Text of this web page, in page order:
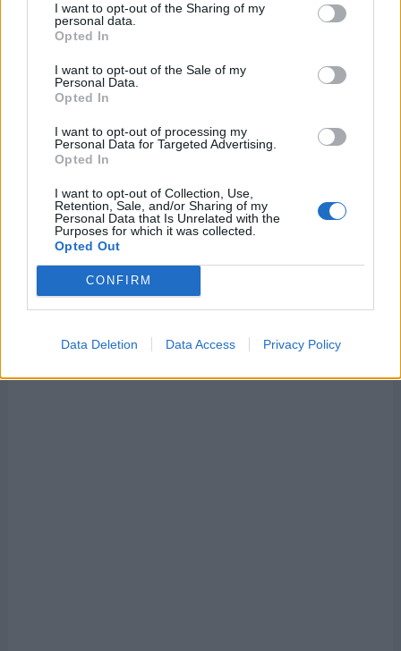
I want to opt-out of the Sharing of my
personal data.
Opted In
I want to opt-out of the Sale of my
Personal Data.
Opted In
I want to opt-out of processing my
Personal Data for Targeted Advertising.
Opted In
I want to opt-out of Collection, Use,
Retention, Sale, and/or Sharing of my
Personal Data that Is Unrelated with the
Purposes for which it was collected.
Opted Out
CONFIRM
Data Deletion Data Access Privacy Policy